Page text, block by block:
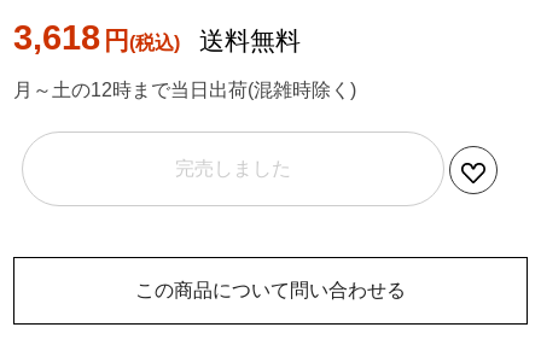
3,618 円 送料無料
月～土の12時まで当日出荷(混雑時除く)
完売しました
この商品について問い合わせる